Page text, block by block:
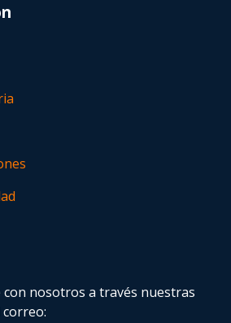
con nosotros a través nuestras
correo: